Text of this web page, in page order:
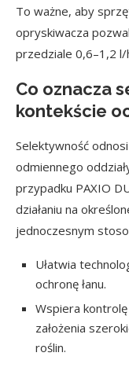
To ważne, aby
opryskiwacza
przedziale 0,6–1,2 l/
Co oznacza
kontekście
Selektywność
odmiennego
przypadku PAXIO
działaniu na
jednoczesnym
Ułatwia
ochronę łanu.
Wspiera
założenia
roślin.